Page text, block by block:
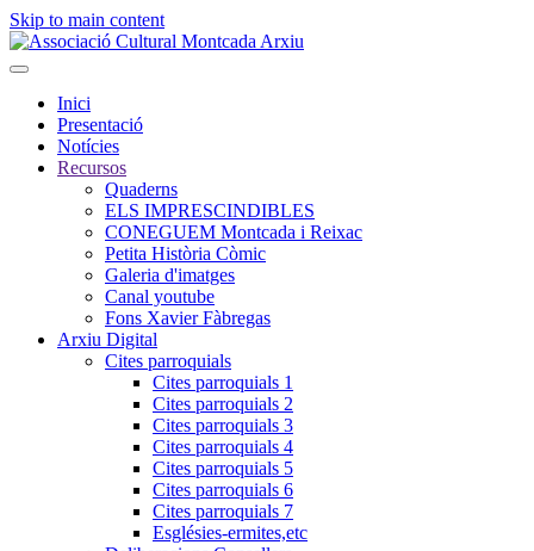
Skip to main content
Inici
Presentació
Notícies
Recursos
Quaderns
ELS IMPRESCINDIBLES
CONEGUEM Montcada i Reixac
Petita Història Còmic
Galeria d'imatges
Canal youtube
Fons Xavier Fàbregas
Arxiu Digital
Cites parroquials
Cites parroquials 1
Cites parroquials 2
Cites parroquials 3
Cites parroquials 4
Cites parroquials 5
Cites parroquials 6
Cites parroquials 7
Esglésies-ermites,etc